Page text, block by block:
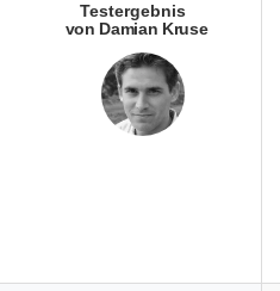
Testergebnis
von Damian Kruse